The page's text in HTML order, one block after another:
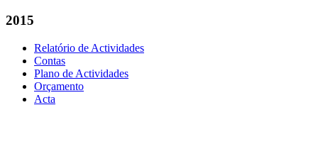
2015
Relatório de Actividades
Contas
Plano de Actividades
Orçamento
Acta